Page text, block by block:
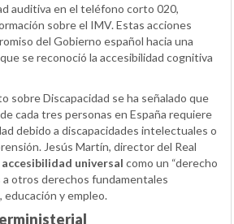
auditiva en el teléfono corto 020,
sobre el IMV. Estas acciones
del Gobierno español hacia una
se reconoció la accesibilidad cognitiva
sobre Discapacidad se ha señalado que
cada tres personas en España requiere
debido a discapacidades intelectuales o
Jesús Martín, director del Real
accesibilidad universal como un “derecho
a otros derechos fundamentales
educación y empleo.